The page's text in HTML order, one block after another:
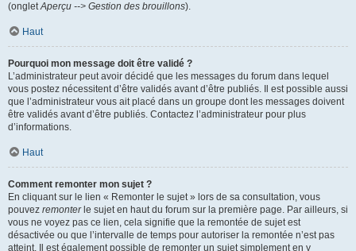
(ongletAperçu --> Gestion des brouillons).
Haut
Pourquoi mon message doit être validé ?
L’administrateur peut avoir décidé que les messages du forum dans lequel
vous postez nécessitent d’être validés avant d’être publiés. Il est possible aussi
que l’administrateur vous ait placé dans un groupe dont les messages doivent
être validés avant d’être publiés. Contactez l’administrateur pour plus
d’informations.
Haut
Comment remonter mon sujet ?
En cliquant sur le lien « Remonter le sujet » lors de sa consultation, vous
pouvez remonterle sujet en haut du forum sur la première page. Par ailleurs, si
vous ne voyez pas ce lien, cela signifie que la remontée de sujet est
désactivée ou que l’intervalle de temps pour autoriser la remontée n’est pas
atteint. Il est également possible de remonter un sujet simplement en y